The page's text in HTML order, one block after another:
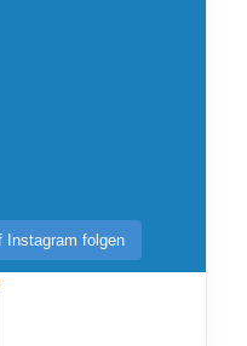
Instagram folgen